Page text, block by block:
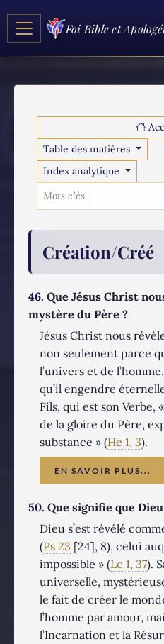
Foi Bible et
Table des matières
Index analytique
Création/Créé
46. Que Jésus Christ
mystère du Père ?
Jésus Christ nous
non seulement parce
l’univers et de
qu’il engendre
Fils, qui est son Verbe,
de la gloire du Père,
substance » (He 1, 3).
EN SAVOIR PLUS...
50. Que signifie que
Dieu s’est révélé
(Ps 23 [24], 8), celui
impossible » (Lc 1, 37).
universelle,
le fait de créer le
l’homme par amour,
l’Incarnation et la